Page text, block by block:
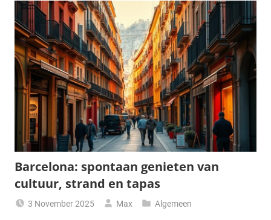
Barcelona: spontaan genieten van
cultuur, strand en tapas
3 November 2025 Max Algemeen